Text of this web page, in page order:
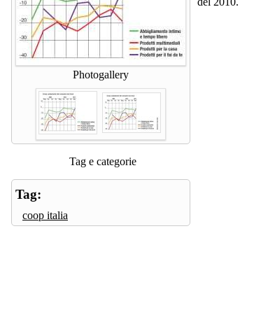
Photogallery
Tag e categorie
Tag:
coop italia